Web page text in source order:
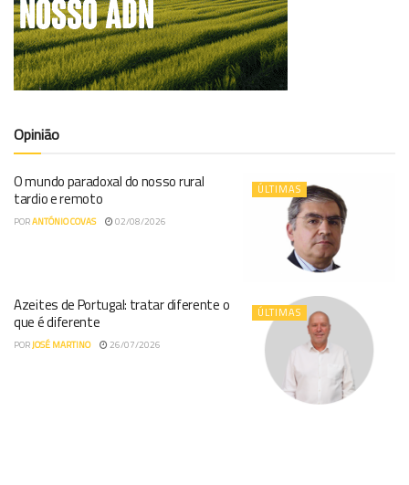
Opinião
ÚLTIMAS
O mundo paradoxal do nosso rural
tardio e remoto
PORANTÓNIO COVAS 02/08/2026
ÚLTIMAS
Azeites de Portugal: tratar diferente o
que é diferente
PORJOSÉ MARTINO 26/07/2026